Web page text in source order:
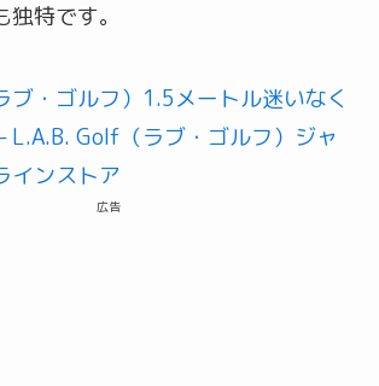
特です。
ブ・ゴルフ）1.5メートル迷いなく
L.A.B. Golf（ラブ・ゴルフ）ジャ
インストア
広告